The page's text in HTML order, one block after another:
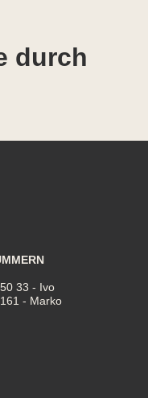
durch
33 - Ivo
- Marko